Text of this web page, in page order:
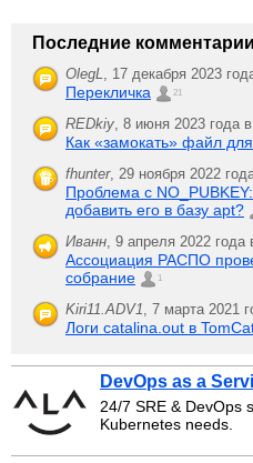
Последние комментарии
OlegL, 17 декабря 2023
Перекличка 21
REDkiy, 8 июня 2023 года
Как «замокать» файл
fhunter, 29 ноября 2022
Проблема с
добавить его в базу apt?
Иванн, 9 апреля 2022
Ассоциация РАСПО
собрание
1
Kiri11.ADV1, 7 марта 2021
Логи catalina.out в
DevOps as a
24/7 SRE & DevOps
Kubernetes needs.